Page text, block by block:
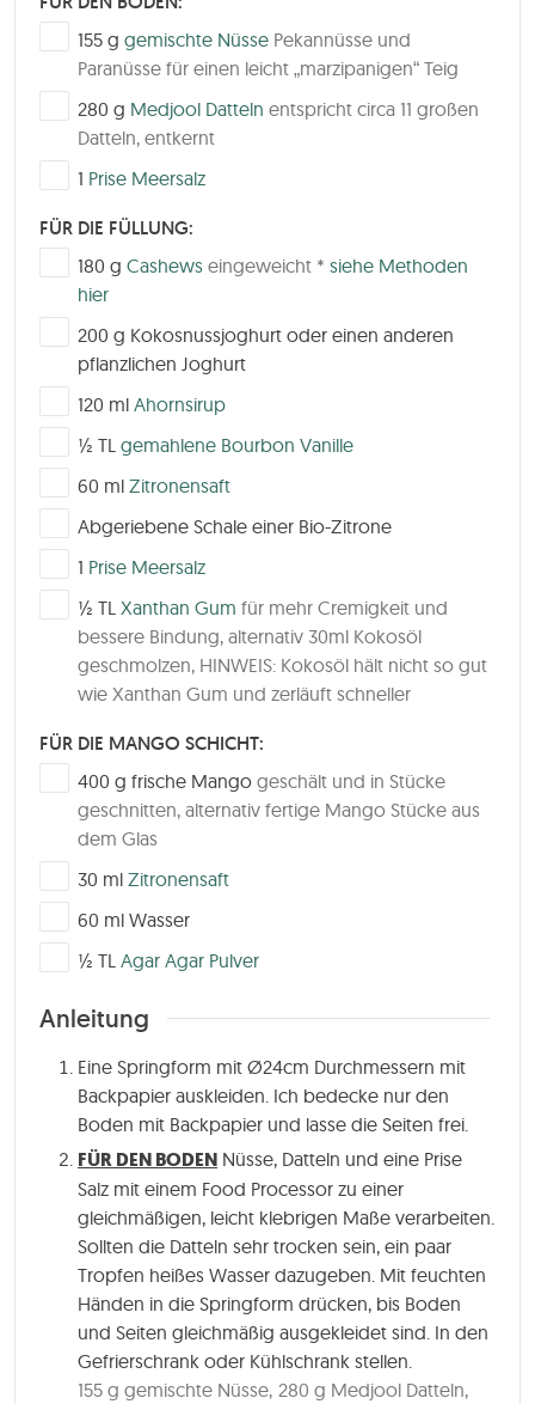
▢
155 g gemischte Nüsse Pekannüsse und
Paranüsse für einen leicht „marzipanigen“ Teig
▢
280 g Medjool Datteln entspricht circa 11 großen
Datteln, entkernt
▢1 Prise Meersalz
FÜR DIE FÜLLUNG:
▢
180 g Cashews eingeweicht * siehe Methoden
hier
▢
200 g Kokosnussjoghurt oder einen anderen
pflanzlichen Joghurt
▢
120 ml Ahornsirup
▢
½ TL gemahlene Bourbon Vanille
▢
60 ml Zitronensaft
▢
Abgeriebene Schale einer Bio-Zitrone
▢1 Prise Meersalz
▢
½ TL Xanthan Gum für mehr Cremigkeit und
bessere Bindung, alternativ 30ml Kokosöl
geschmolzen, HINWEIS: Kokosöl hält nicht so gut
wie Xanthan Gum und zerläuft schneller
FÜR DIE MANGO SCHICHT:
▢
400 g frische Mango geschält und in Stücke
geschnitten, alternativ fertige Mango Stücke aus
dem Glas
▢
30 ml Zitronensaft
▢
60 ml Wasser
▢
½ TL Agar Agar Pulver
Anleitung
Eine Springform mit Ø24cm Durchmessern mit
Backpapier auskleiden. Ich bedecke nur den
Boden mit Backpapier und lasse die Seiten frei.
FÜR DEN BODEN Nüsse, Datteln und eine Prise
Salz mit einem Food Processor zu einer
gleichmäßigen, leicht klebrigen Maße verarbeiten.
Sollten die Datteln sehr trocken sein, ein paar
Tropfen heißes Wasser dazugeben. Mit feuchten
Händen in die Springform drücken, bis Boden
und Seiten gleichmäßig ausgekleidet sind. In den
Gefrierschrank oder Kühlschrank stellen.
155 g gemischte Nüsse, 280 g Medjool Datteln,